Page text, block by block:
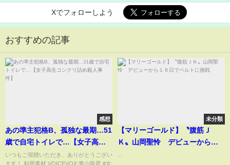
Xでフォローしよう
おすすめの記事
感想
あの準主犯格B、孤独な最期…51
歳で自宅トイレで…【女子高生
コンクリ詰め殺人事件】
いつもご視聴いただき、ありがとうござい
ます！ 利用素材 VOICEVOX:青山龍星 #女
未分類
【マリーゴールド】〝腹筋Ｊ
Ｋ〟山岡聖怜 デビューから１